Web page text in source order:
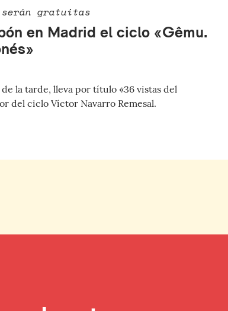
gratuitas
en Madrid el ciclo «Gêmu.
la tarde, lleva por título «36 vistas del
del ciclo Víctor Navarro Remesal.